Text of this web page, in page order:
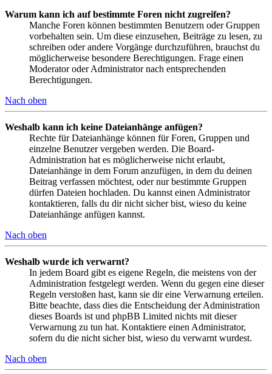
Warum kann ich auf bestimmte Foren nicht zugreifen?
Manche Foren können bestimmten Benutzern oder Gruppen
vorbehalten sein. Um diese einzusehen, Beiträge zu lesen, zu
schreiben oder andere Vorgänge durchzuführen, brauchst du
möglicherweise besondere Berechtigungen. Frage einen
Moderator oder Administrator nach entsprechenden
Berechtigungen.
Nach oben
Weshalb kann ich keine Dateianhänge anfügen?
Rechte für Dateianhänge können für Foren, Gruppen und
einzelne Benutzer vergeben werden. Die Board-
Administration hat es möglicherweise nicht erlaubt,
Dateianhänge in dem Forum anzufügen, in dem du deinen
Beitrag verfassen möchtest, oder nur bestimmte Gruppen
dürfen Dateien hochladen. Du kannst einen Administrator
kontaktieren, falls du dir nicht sicher bist, wieso du keine
Dateianhänge anfügen kannst.
Nach oben
Weshalb wurde ich verwarnt?
In jedem Board gibt es eigene Regeln, die meistens von der
Administration festgelegt werden. Wenn du gegen eine dieser
Regeln verstoßen hast, kann sie dir eine Verwarnung erteilen.
Bitte beachte, dass dies die Entscheidung der Administration
dieses Boards ist und phpBB Limited nichts mit dieser
Verwarnung zu tun hat. Kontaktiere einen Administrator,
sofern du die nicht sicher bist, wieso du verwarnt wurdest.
Nach oben